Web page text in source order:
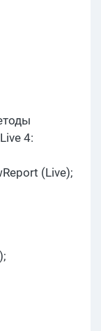
4:
(Live);